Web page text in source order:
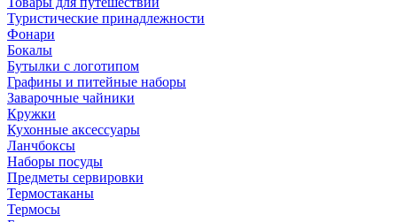
Туристические принадлежности
Фонари
Бокалы
Бутылки с логотипом
Графины и питейные наборы
Заварочные чайники
Кружки
Кухонные аксессуары
Ланчбоксы
Наборы посуды
Предметы сервировки
Термостаканы
Термосы